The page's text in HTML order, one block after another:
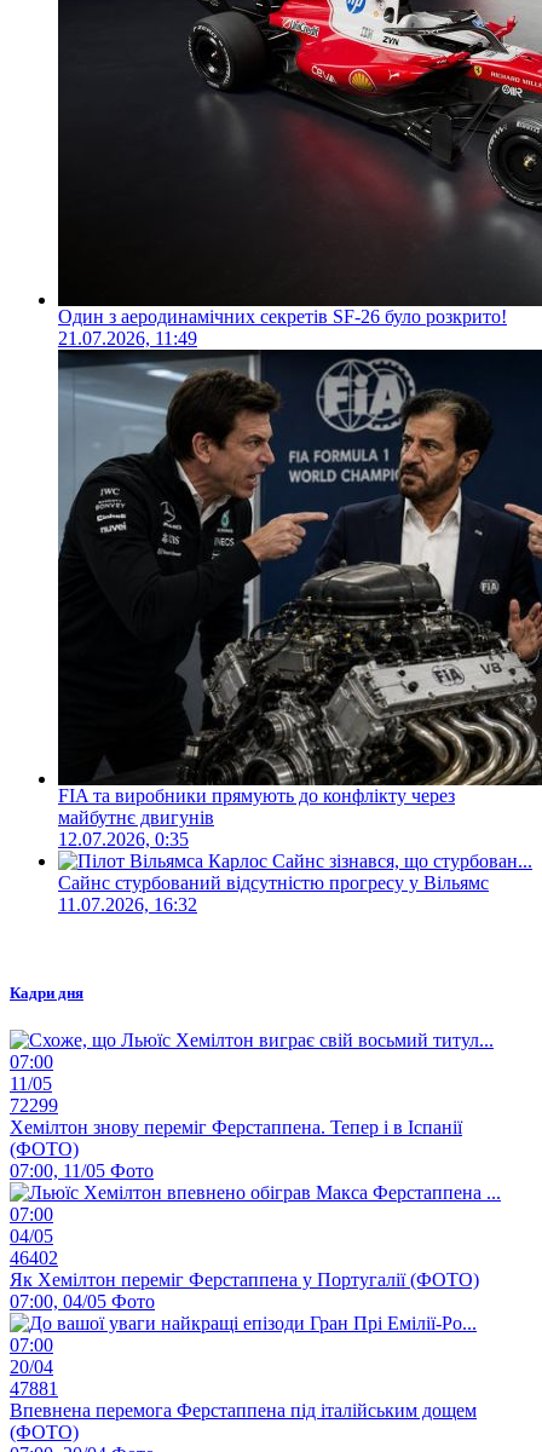
Один з аеродинамічних секретів SF-26 було розкрито!
21.07.2026, 11:49
FIA та виробники прямують до конфлікту через
майбутнє двигунів
12.07.2026, 0:35
Сайнс стурбований відсутністю прогресу у Вільямс
11.07.2026, 16:32
Кадри дня
07:00
11/05
72299
Хемілтон знову переміг Ферстаппена. Тепер і в Іспанії
(ФОТО)
07:00, 11/05 Фото
07:00
04/05
46402
Як Хемілтон переміг Ферстаппена у Португалії (ФОТО)
07:00, 04/05 Фото
07:00
20/04
47881
Впевнена перемога Ферстаппена під італійським дощем
(ФОТО)